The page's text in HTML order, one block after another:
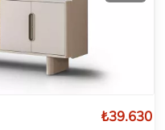
₺39.630